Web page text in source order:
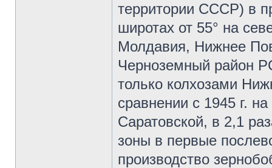
территории СССР) в
широтах от 55° на
Молдавия, Нижнее
Черноземный район
только колхозами
сравнении с 1945 г.
Саратовской, в 2,1
зоны в первые
производство